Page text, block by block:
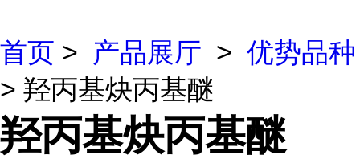
首页 > 产品展厅 > 优势品种
> 羟丙基炔丙基醚
羟丙基炔丙基醚